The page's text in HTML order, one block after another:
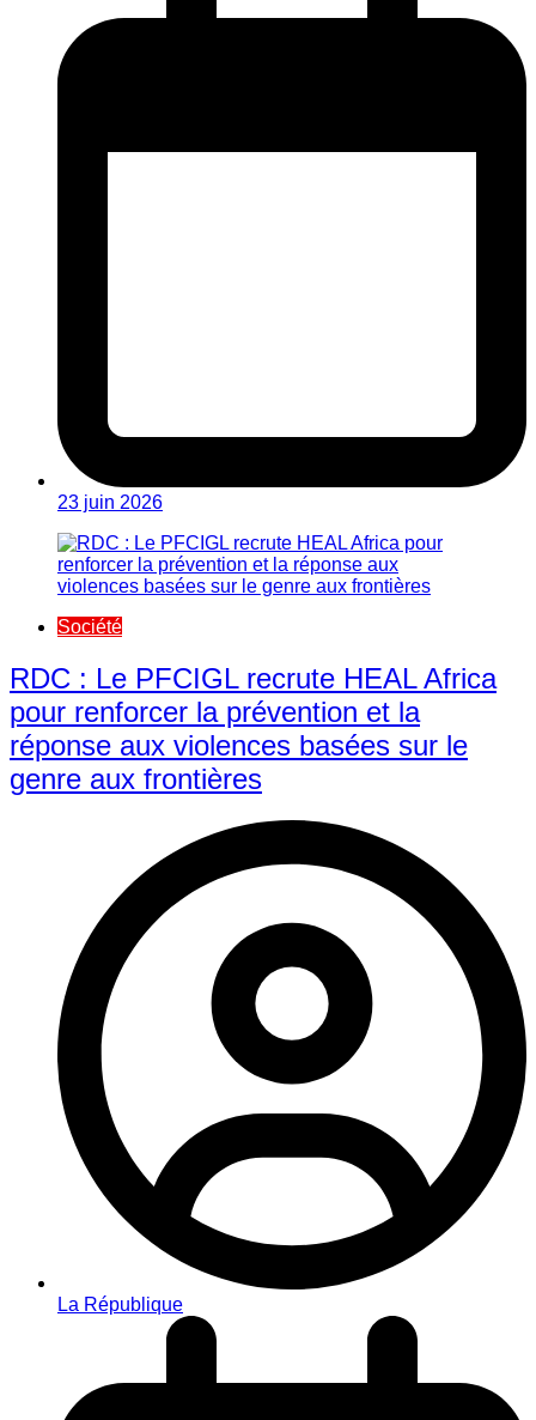
23 juin 2026
Société
RDC : Le PFCIGL recrute HEAL Africa
pour renforcer la prévention et la
réponse aux violences basées sur le
genre aux frontières
La République